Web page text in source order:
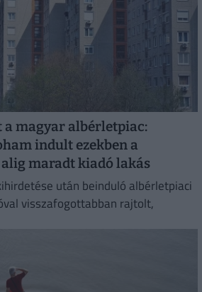
a magyar albérletpiac:
indult ezekben a
maradt kiadó lakás
után beinduló albérletpiaci
visszafogottabban rajtolt,